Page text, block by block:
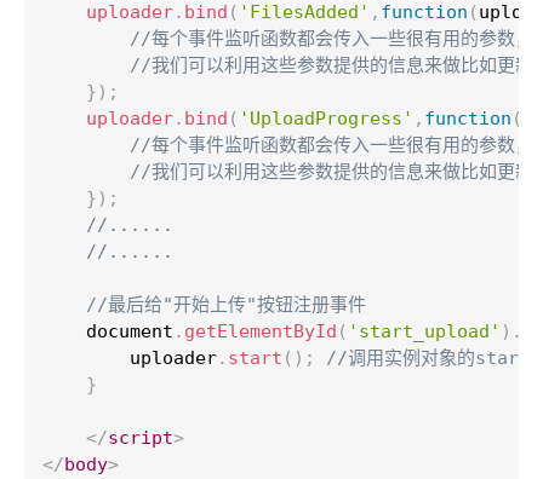
    uploader
. bind ( 'FilesAdded' , function (
//每个事件监听函数都会传入一些很有用的参数，
//我们可以利用这些参数提供的信息来做比如更新
} ) ;
    uploader
. bind ( 'UploadProgress' , function (
//每个事件监听函数都会传入一些很有用的参数，
//我们可以利用这些参数提供的信息来做比如更新
} ) ;
//......
//......
//最后给"开始上传"按钮注册事件
    document
. getElementById ( 'start_upload' ) .
        uploader
. start ( ) ;
//调用实例对象的start()
}
</script>
</body>